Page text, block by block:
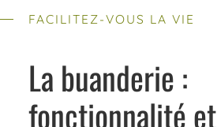
FACILITEZ-VOUS LA VIE
La buanderie :
fonctionnalité et